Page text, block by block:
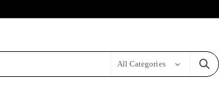
All Categories